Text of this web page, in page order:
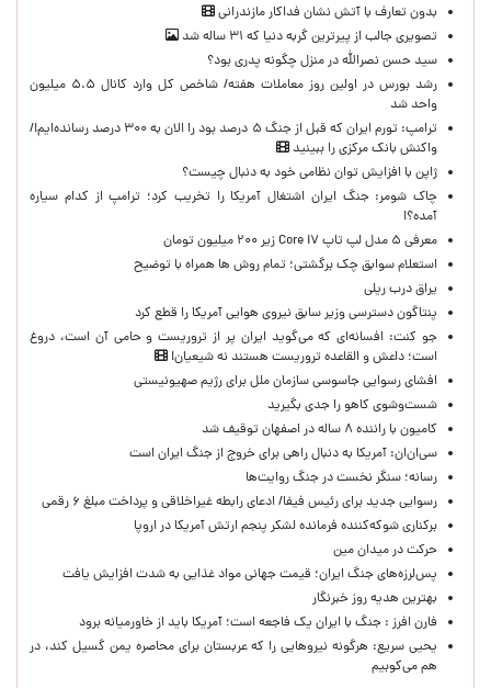
بدون تعارف با آتش نشان فداکار مازندرانی
تصویری جالب از پیرترین گربه دنیا که ۳۱ ساله شد
سید حسن نصرالله در منزل چگونه پدری بود؟
رشد بورس در اولین روز معاملات هفته/ شاخص کل وارد کانال ۵.۵ میلیون
واحد شد
ترامپ: تورم ایران که قبل از جنگ ۵ درصد بود را الان به ۳۰۰ درصد رسانده‌ایم!/
واکنش بانک مرکزی را ببینید
ژاپن با افزایش توان نظامی خود به دنبال چیست؟
چاک شومر: جنگ ایران اشتغال آمریکا را تخریب کرد؛ ترامپ از کدام سیاره
آمده؟!
معرفی ۵ مدل لپ تاپ Core i۷ زیر ۲۰۰ میلیون تومان
استعلام سوابق چک برگشتی؛ تمام روش ها همراه با توضیح
یراق درب ریلی
پنتاگون دسترسی وزیر سابق نیروی هوایی آمریکا را قطع کرد
جو کنت: افسانه‌ای که می‌گوید ایران پر از تروریست و حامی آن است، دروغ
است؛ داعش و القاعده تروریست هستند نه شیعیان!
افشای رسوایی جاسوسی سازمان ملل برای رژیم صهیونیستی
شست‌وشوی کاهو را جدی بگیرید
کامیون با راننده ۸ ساله در اصفهان توقیف شد
سی‌ان‌ان: آمریکا به دنبال راهی برای خروج از جنگ ایران است
رسانه؛ سنگر نخست در جنگ روایت‌ها
رسوایی جدید برای رئیس فیفا/ ادعای رابطه غیراخلاقی و پرداخت مبلغ ۶ رقمی
برکناری شوکه‌کننده فرمانده لشکر پنجم ارتش آمریکا در اروپا
حركت در ميدان مين
پس‌لرزه‌های جنگ ایران؛ قیمت جهانی مواد غذایی به شدت افزایش یافت
بهترین هدیه روز خبرنگار
فارن افرز : جنگ با ایران یک فاجعه است؛ آمریکا باید از خاورمیانه برود
یحیی سریع: هرگونه نیروهایی را که عربستان برای محاصره یمن گسیل کند، در
هم می‌کوبیم